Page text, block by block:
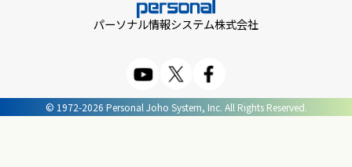
パーソナル情報システム株式会社
© 1972-2026 Personal Joho System, Inc. All Rights Reserved.